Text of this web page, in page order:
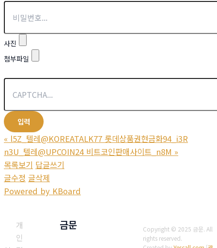
사진
첨부파일
« l5Z_텔레@KOREATALK77 롯데상품권현금화94_i3R
n3U_텔레@UPCOIN24 비트코인판매사이트_n8M »
목록보기 답글쓰기
글수정 글삭제
Powered by KBoard
개
인
금문
Copyright © 2025 금문. All
rights reserved.